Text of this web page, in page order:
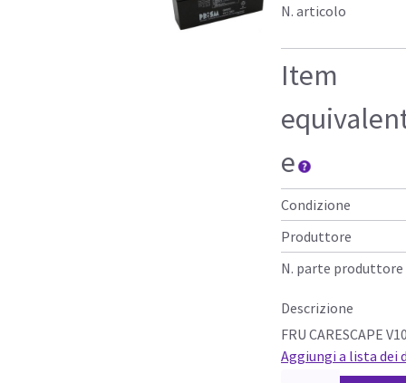
N. articolo
Item
e
Condizione
Produttore
N. parte produttore
Descrizione
FRU CARESCAPE
Aggiungi a lista dei